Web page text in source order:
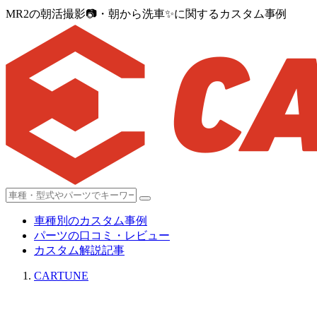
MR2の朝活撮影📷・朝から洗車✨に関するカスタム事例
車種別のカスタム事例
パーツの口コミ・レビュー
カスタム解説記事
CARTUNE